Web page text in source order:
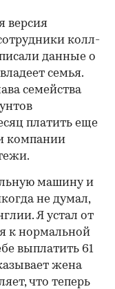
версия
колл-
данные о
семья.
семейства
платить еще
компании
машину и
не думал,
Я устал от
к нормальной
выплатить 61
жена
что теперь